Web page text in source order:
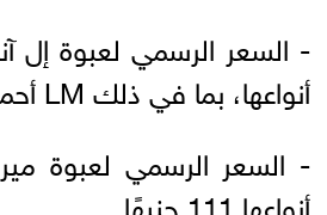
أنواعها، بما في ذلك LM أحمر، 82 جنيهًا
أنواعها 111 جنيهًا